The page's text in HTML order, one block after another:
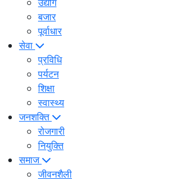
बजार
पूर्वाधार
सेवा
प्रविधि
पर्यटन
शिक्षा
स्वास्थ्य
जनशक्ति
रोजगारी
नियुक्ति
समाज
जीवनशैली